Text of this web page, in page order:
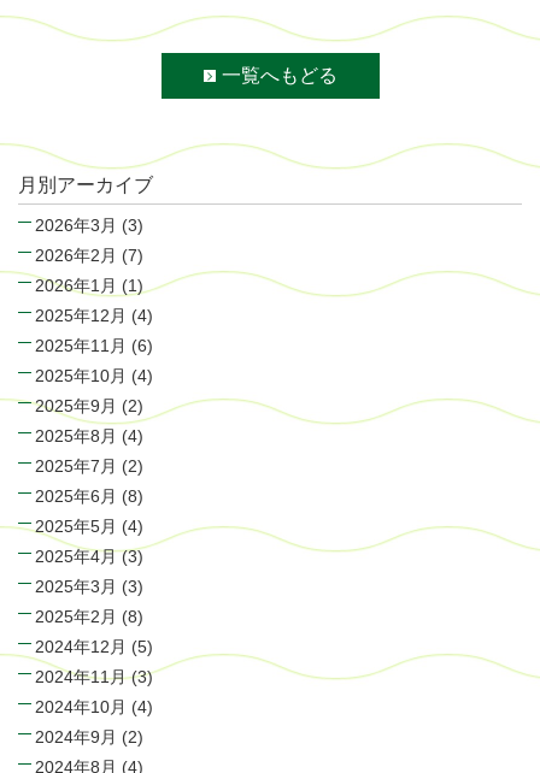
一覧へもどる
月別アーカイブ
2026年3月 (3)
2026年2月 (7)
2026年1月 (1)
2025年12月 (4)
2025年11月 (6)
2025年10月 (4)
2025年9月 (2)
2025年8月 (4)
2025年7月 (2)
2025年6月 (8)
2025年5月 (4)
2025年4月(3)
2025年3月 (3)
2025年2月 (8)
2024年12月 (5)
2024年11月(3)
2024年10月 (4)
2024年9月 (2)
2024年8月 (4)